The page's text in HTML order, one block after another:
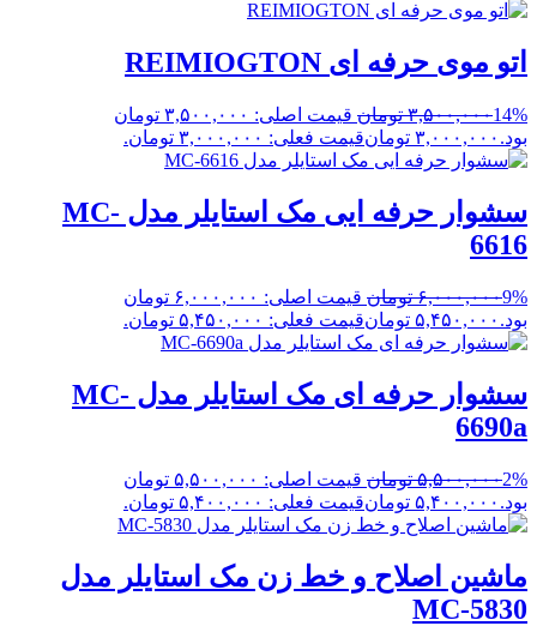
اتو موی حرفه ای REIMIOGTON
14%۳,۵۰۰,۰۰۰ تومان
قیمت اصلی: ۳,۵۰۰,۰۰۰ تومان
بود. ۳,۰۰۰,۰۰۰ تومانقیمت فعلی: ۳,۰۰۰,۰۰۰ تومان.
سشوار حرفه ایی مک استایلر مدل MC-
6616
9%۶,۰۰۰,۰۰۰ تومان
قیمت اصلی: ۶,۰۰۰,۰۰۰ تومان
بود. ۵,۴۵۰,۰۰۰ تومانقیمت فعلی: ۵,۴۵۰,۰۰۰ تومان.
سشوار حرفه ای مک استایلر مدل MC-
6690a
2%۵,۵۰۰,۰۰۰ تومان
قیمت اصلی: ۵,۵۰۰,۰۰۰ تومان
بود. ۵,۴۰۰,۰۰۰ تومانقیمت فعلی: ۵,۴۰۰,۰۰۰ تومان.
ماشین اصلاح و خط زن مک استایلر مدل
MC-5830